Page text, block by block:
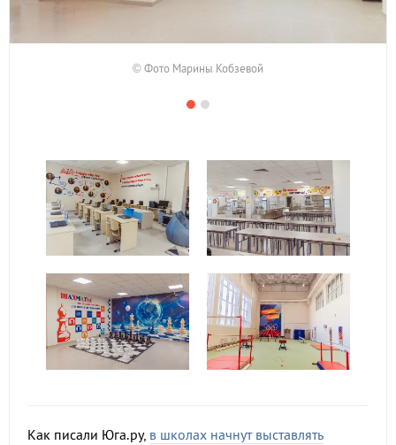
© Фото Марины Кобзевой
Как писали Юга.ру, в школах начнут выставлять